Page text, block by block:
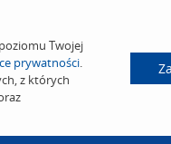
Twojej
prywatności.
z których